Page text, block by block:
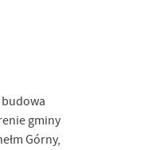
gminy
Górny,